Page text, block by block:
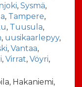
, Sysmä,
, Tampere,
, Tuusula,
, uusikaarlepyy,
, Vantaa,
, Virrat, Vöyri,
Hakaniemi,